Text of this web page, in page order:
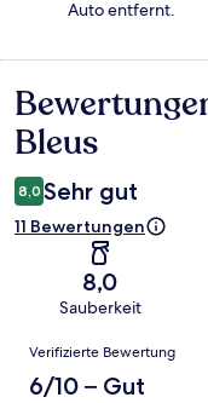
Auto entfernt.
Bewertungen
Bleus
8,0 Sehr gut
11 Bewertungen
8,0
Sauberkeit
Bewertungen
Verifizierte Bewertung
6/10 – Gut